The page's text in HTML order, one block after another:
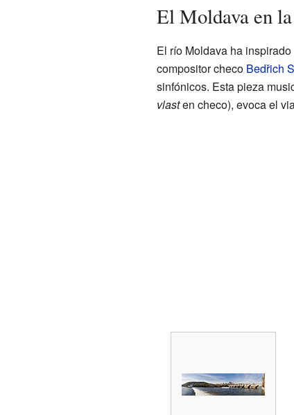
El Moldava en
El río Moldava ha
compositor checo Bedřich
sinfónicos. Esta pieza
vlasten checo), evoca el